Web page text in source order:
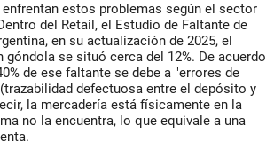
estos problemas según el sector
del Retail, el Estudio de Faltante de
, en su actualización de 2025, el
góndola se situó cerca del 12%. De acuerdo
de ese faltante se debe a "errores de
defectuosa entre el depósito y
la mercadería está físicamente en la
no la encuentra, lo que equivale a una